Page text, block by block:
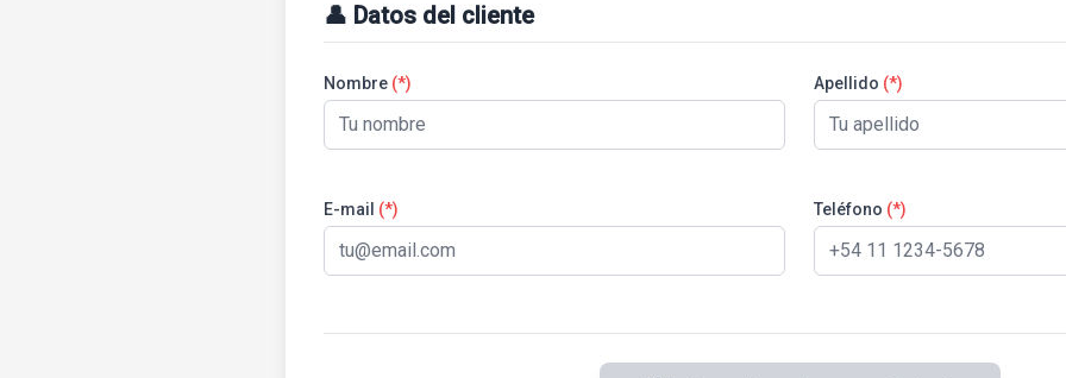
👤 Datos del cliente
Nombre (*) Apellido (*)
E-mail (*) Teléfono (*)